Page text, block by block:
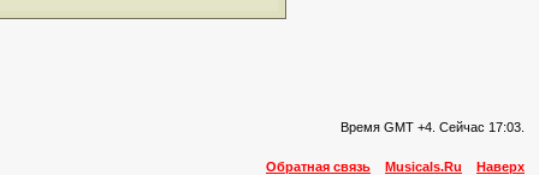
Время GMT +4. Сейчас 17:03
Обратная связь Musicals.Ru Наверх